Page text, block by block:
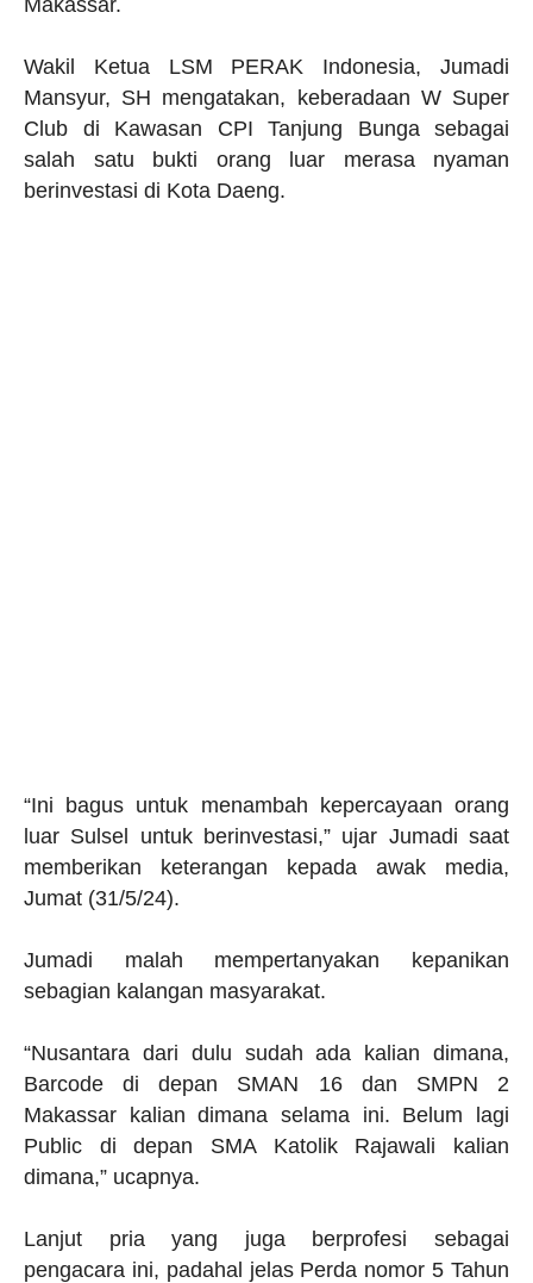
Wakil Ketua LSM PERAK Indonesia, Jumadi
Mansyur, SH mengatakan, keberadaan W Super
Club di Kawasan CPI Tanjung Bunga sebagai
salah satu bukti orang luar merasa nyaman
berinvestasi di Kota Daeng.
“Ini bagus untuk menambah kepercayaan orang
luar Sulsel untuk berinvestasi,” ujar Jumadi saat
memberikan keterangan kepada awak media,
Jumat (31/5/24).
Jumadi malah mempertanyakan kepanikan
sebagian kalangan masyarakat.
“Nusantara dari dulu sudah ada kalian dimana,
Barcode di depan SMAN 16 dan SMPN 2
Makassar kalian dimana selama ini. Belum lagi
Public di depan SMA Katolik Rajawali kalian
dimana,” ucapnya.
Lanjut pria yang juga berprofesi sebagai
pengacara ini, padahal jelas Perda nomor 5 Tahun